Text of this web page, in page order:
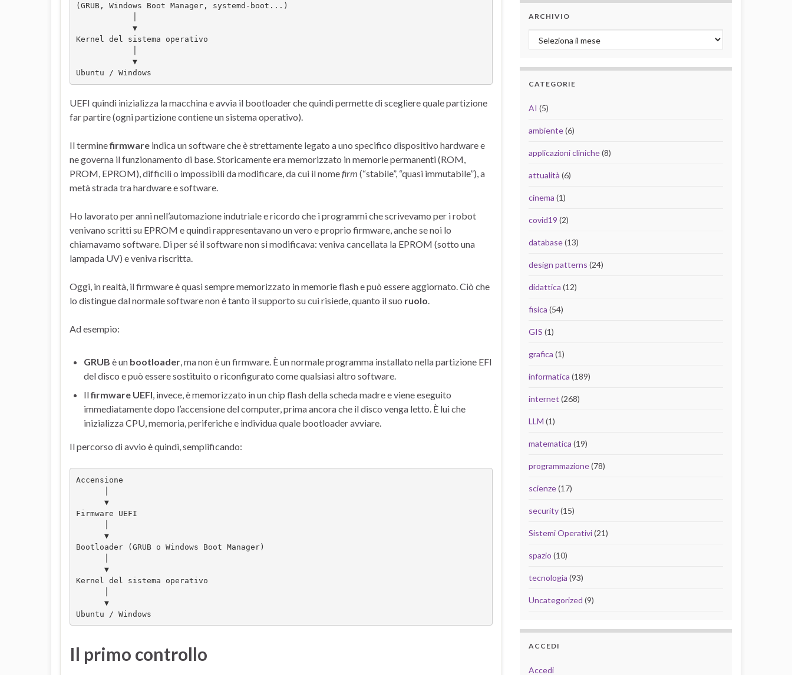
(GRUB, Windows Boot Manager, systemd-boot...)
            ▼
Kernel del sistema operativo
            ▼
Ubuntu / Windows
UEFI quindi inizializza la macchina e avvia il bootloader che quindi permette di scegliere quale partizione
far partire (ogni partizione contiene un sistema operativo).
Il terminefirmware indica un software che è strettamente legato a uno specifico dispositivo hardware e
ne governa il funzionamento di base. Storicamente era memorizzato in memorie permanenti (ROM,
PROM, EPROM), difficili o impossibili da modificare, da cui il nomefirm (“stabile”, “quasi immutabile”), a
metà strada tra hardware e software.
Ho lavorato per anni nell’automazione indutriale e ricordo che i programmi che scrivevamo per i robot
venivano scritti su EPROM e quindi rappresentavano un vero e proprio firmware, anche se noi lo
chiamavamo software. Di per sé il software non si modificava: veniva cancellata la EPROM (sotto una
lampada UV) e veniva riscritta.
Oggi, in realtà, il firmware è quasi sempre memorizzato in memorie flash e può essere aggiornato. Ciò che
lo distingue dal normale software non è tanto il supporto su cui risiede, quanto il suo ruolo.
Ad esempio:
GRUB è un bootloader, ma non è un firmware. È un normale programma installato nella partizione EFI
del disco e può essere sostituito o riconfigurato come qualsiasi altro software.
Ilfirmware UEFI, invece, è memorizzato in un chip flash della scheda madre e viene eseguito
immediatamente dopo l’accensione del computer, prima ancora che il disco venga letto. È lui che
inizializza CPU, memoria, periferiche e individua quale bootloader avviare.
Il percorso di avvio è quindi, semplificando:
Accensione
      ▼
Firmware UEFI
      ▼
Bootloader (GRUB o Windows Boot Manager)
      ▼
Kernel del sistema operativo
      ▼
Ubuntu / Windows
Il primo controllo
ARCHIVIO
Archivio
CATEGORIE
AI (5)
ambiente(6)
applicazioni cliniche(8)
attualità (6)
cinema (1)
covid19 (2)
database(13)
design patterns (24)
didattica (12)
fisica (54)
GIS (1)
grafica (1)
informatica (189)
internet (268)
LLM (1)
matematica (19)
programmazione(78)
scienze(17)
security(15)
Sistemi Operativi(21)
spazio (10)
tecnologia (93)
Uncategorized (9)
ACCEDI
Accedi